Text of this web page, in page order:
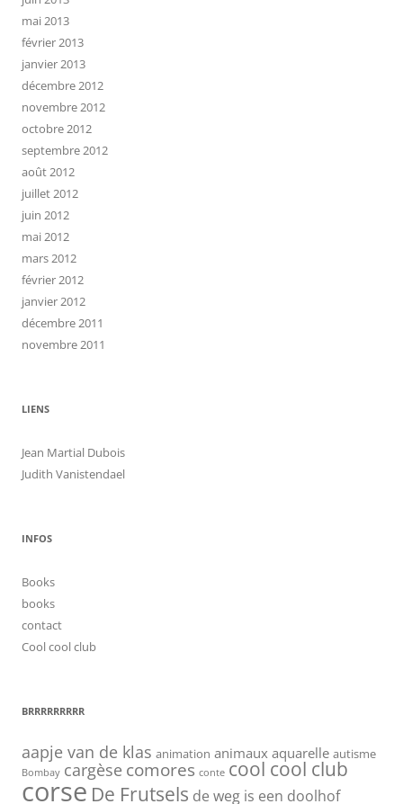
mai 2013
février 2013
janvier 2013
décembre 2012
novembre 2012
octobre 2012
septembre 2012
août 2012
juillet 2012
juin 2012
mai 2012
mars 2012
février 2012
janvier 2012
décembre 2011
novembre 2011
LIENS
Jean Martial Dubois
Judith Vanistendael
INFOS
Books
books
contact
Cool cool club
BRRRRRRRRR
aapje van de klas animation animaux aquarelle autisme
Bombay cargèse comores conte cool cool club
corse De Frutsels de weg is een doolhof